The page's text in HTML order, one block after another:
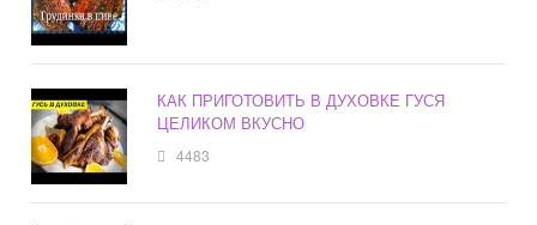
КАК ПРИГОТОВИТЬ В ДУХОВКЕ ГУСЯ
ЦЕЛИКОМ ВКУСНО
4483